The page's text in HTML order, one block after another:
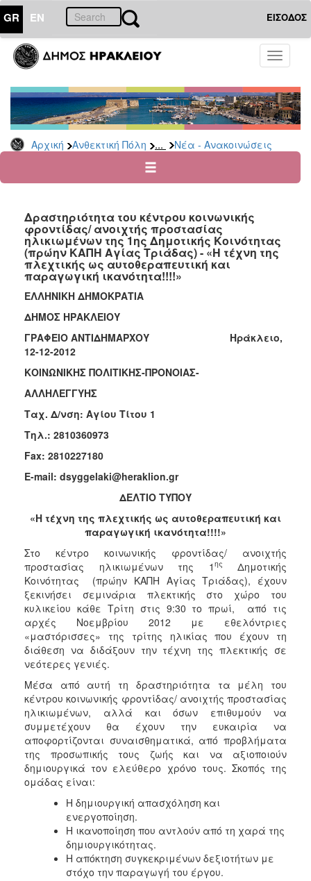
GR EN ΕΙΣΟΔΟΣ
Toggle
Αρχική Ανθεκτική Πόλη ... Νέα - Ανακοινώσεις
ΑΝΘΕΚΤΙΚΗ
ΠΟΛΗ
Κοινωνική
Πολιτική
Νέα
Ανακοινώσεις
για
Οικονομική
Αδυναμία
&
Φυσικές
Καταστροφές
Κοινοτικής
Φροντίδας
(Κ.Α.Π.Η.)
Κέντρα
Απασχόλησης
Παιδιών
Ημερήσιας
Φροντίδας
Κ.Δ.Α.Π.Α.μεΑ.
Έλεγχος
Βρεφονηπιακών
Σταθμών
Δημοτικό
Ιατρείο
Ξενώνας
Φιλοξενίας
Γυναικών
Κέντρο
Κοινότητας
Κοινωνικό
Φαρμακείο
Κοινωνικό
Παντοπωλείο
Ισότητα
Φύλων
Υγεία
Αυτόματοι
Δραστηριότητα του κέντρου κοινωνικής
φροντίδας/ ανοιχτής προστασίας
ηλικιωμένων της 1ης Δημοτικής Κοινότητας
(πρώην ΚΑΠΗ Αγίας Τριάδας) - «Η τέχνη της
πλεχτικής ως αυτοθεραπευτική και
παραγωγική ικανότητα!!!!»
ΕΛΛΗΝΙΚΗ ΔΗΜΟΚΡΑΤΙΑ
ΔΗΜΟΣ ΗΡΑΚΛΕΙΟΥ
ΓΡΑΦΕΙΟ ΑΝΤΙΔΗΜΑΡΧΟΥ Ηράκλειο,
12-12-2012
ΚΟΙΝΩΝΙΚΗΣ ΠΟΛΙΤΙΚΗΣ-ΠΡΟΝΟΙΑΣ-
ΑΛΛΗΛΕΓΓΥΗΣ
Ταχ. Δ/νση: Αγίου Τίτου 1
Τηλ.: 2810360973
Fax: 2810227180
E-mail: dsyggelaki@heraklion.gr
ΔΕΛΤΙΟ ΤΥΠΟΥ
«Η τέχνη της πλεχτικής ως αυτοθεραπευτική και
παραγωγική ικανότητα!!!!»
Στο κέντρο κοινωνικής φροντίδας/ ανοιχτής
προστασίας ηλικιωμένων της 1 ης
Δημοτικής
Κοινότητας (πρώην ΚΑΠΗ Αγίας Τριάδας), έχουν
ξεκινήσει σεμινάρια πλεκτικής στο χώρο του
κυλικείου κάθε Τρίτη στις 9:30 το πρωί, από τις
αρχές Νοεμβρίου 2012 με εθελόντριες
«μαστόρισσες» της τρίτης ηλικίας που έχουν τη
διάθεση να διδάξουν την τέχνη της πλεκτικής σε
νεότερες γενιές.
Μέσα από αυτή τη δραστηριότητα τα μέλη του
κέντρου κοινωνικής φροντίδας/ ανοιχτής προστασίας
ηλικιωμένων, αλλά και όσων επιθυμούν να
συμμετέχουν θα έχουν την ευκαιρία να
αποφορτίζονται συναισθηματικά, από προβλήματα
της προσωπικής τους ζωής και να αξιοποιούν
δημιουργικά τον ελεύθερο χρόνο τους. Σκοπός της
ομάδας είναι:
Η δημιουργική απασχόληση και
ενεργοποίηση.
Η ικανοποίηση που αντλούν από τη χαρά της
δημιουργικότητας.
Η απόκτηση συγκεκριμένων δεξιοτήτων με
στόχο την παραγωγή του έργου.